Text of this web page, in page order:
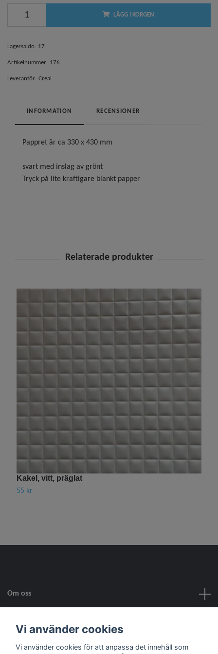
LÄGG I KORGEN
Lagersaldo: 17
Artikelnummer: 176
Leverantör: Creal
INFORMATION RECENSIONER
Pappret är ca 330 x 430 mm
svart med inslag av grönt
Tryck på lite kraftigare blankt papper
Kakel, vitt, präglat
55 kr
Om oss
Fotmeny
Vi använder cookies
Vi använder cookies för att anpassa det innehåll som